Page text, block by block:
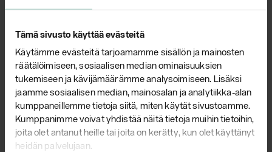
Tämä sivusto käyttää evästeitä
Käytämme evästeitä tarjoamamme sisällön ja mainosten
räätälöimiseen, sosiaalisen median ominaisuuksien
tukemiseen ja kävijämäärämme analysoimiseen. Lisäksi
jaamme sosiaalisen median, mainosalan ja analytiikka-alan
kumppaneillemme tietoja siitä, miten käytät sivustoamme.
Kumppanimme voivat yhdistää näitä tietoja muihin tietoihin,
joita olet antanut heille tai joita on kerätty, kun olet käyttänyt
heidän palvelujaan.